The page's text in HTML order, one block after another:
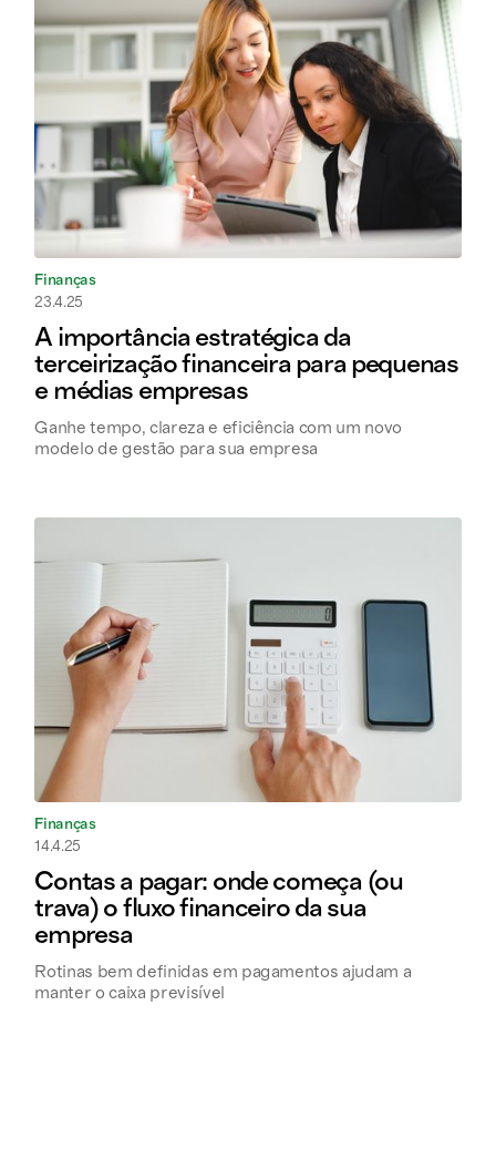
Finanças
23.4.25
A importância estratégica da
terceirização financeira para pequenas
e médias empresas
Ganhe tempo, clareza e eficiência com um novo
modelo de gestão para sua empresa
Finanças
14.4.25
Contas a pagar: onde começa (ou
trava) o fluxo financeiro da sua
empresa
Rotinas bem definidas em pagamentos ajudam a
manter o caixa previsível